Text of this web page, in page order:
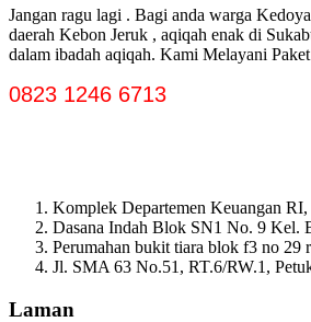
Jangan ragu lagi . Bagi anda warga
daerah Kebon Jeruk , aqiqah enak di
dalam ibadah aqiqah. Kami Melayani
0823 1246 6713
Komplek Departemen Keuangan
Dasana Indah Blok SN1 No. 9 Kel.
Perumahan bukit tiara blok f3 no 29
Jl. SMA 63 No.51, RT.6/RW.1,
Laman